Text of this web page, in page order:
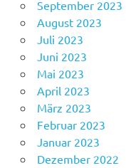
September 2023
August 2023
Juli 2023
Juni 2023
Mai 2023
April 2023
März 2023
Februar 2023
Januar 2023
Dezember 2022